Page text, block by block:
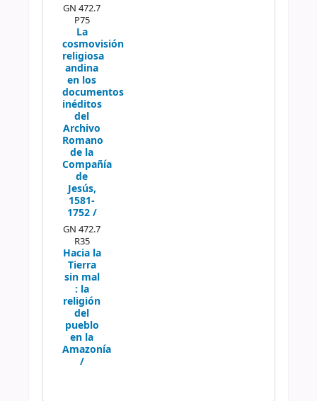
GN 472.7
P75
La
cosmovisión
religiosa
andina
en los
documentos
inéditos
del
Archivo
Romano
de la
Compañía
de
Jesús,
1581-
1752 /
GN 472.7
R35
Hacia la
Tierra
sin mal
: la
religión
del
pueblo
en la
Amazonía
/